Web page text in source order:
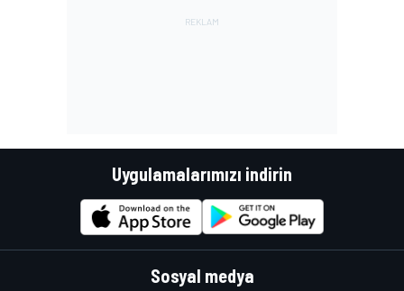
Uygulamalarımızı indirin
Sosyal medya